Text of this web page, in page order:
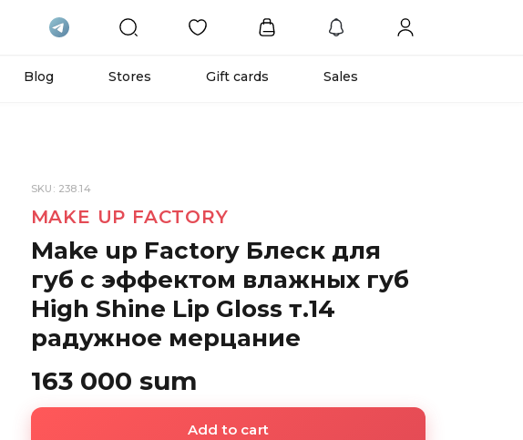
Blog Stores Gift cards Sales
SKU: 238.14
MAKE UP FACTORY
Make up Factory Блеск для
губ с эффектом влажных губ
High Shine Lip Gloss т.14
радужное мерцание
163 000 sum
Add to cart